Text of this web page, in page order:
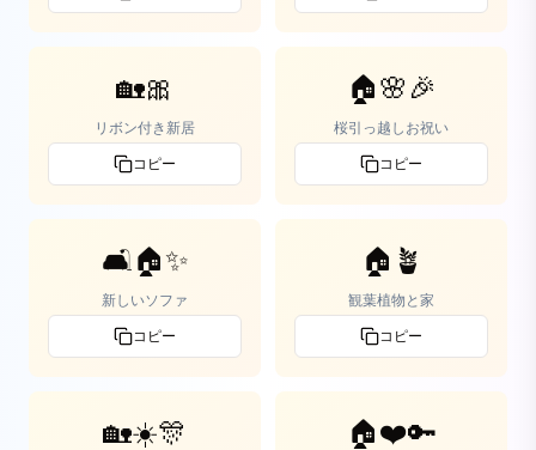
🏡🎀
リボン付き新居
コピー
🏠🌸🎉
桜引っ越しお祝い
コピー
🛋️🏠✨
新しいソファ
コピー
🏠🪴
観葉植物と家
コピー
🏡☀️🎊 🏠❤️🔑